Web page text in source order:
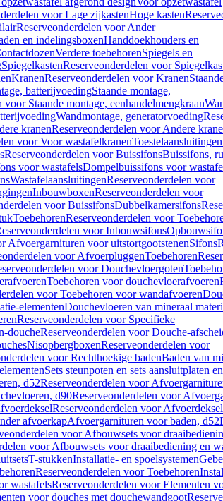
voor Lage zijkastenHoge kasten
Reserveonderdelen voor Ander
en indelingsboxenHanddoekhouders en
Verdere toebehorenSpiegels en
SpiegelkastenReserveonderdelen voor
KranenReserveonderdelen voor Kranen
batterijvoedingStaande montage,
voor Staande montage, eenhandelmengkraan
Wandmontage, generatorvoeding
kranenReserveonderdelen voor Andere
voor Voor wastafelkranen
Reserveonderdelen voor BuissifonsBuissifons,
voor wastafelsDompelbuissifons voor
WastafelaansluitingenReserveonderdelen voor
InbouwboxenReserveonderdelen voor
voor BuissifonsDubbelkamersifons
ToebehorenReserveonderdelen voor
voor Inbouwsifons
Afvoergarnituren voor uitstortgootstenenSifons
voor AfvoerpluggenToebehoren
voor Douchevloergoten
Toebehoren voor douchevloerafvoeren
voor Toebehoren voor wandafvoeren
elementenDouchevloeren van mineraal
Reserveonderdelen voor Specifieke
doucheReserveonderdelen voor Douche-
NisopbergboxenReserveonderdelen voor
voor Rechthoekige badenBaden van
Sets steunpoten en sets aansluitplaten en
d52Reserveonderdelen voor
d90Reserveonderdelen voor
Reserveonderdelen voor Afvoerdeksel
afvoerkapAfvoergarnituren voor baden, d52
voor Afbouwsets voor
voor Afbouwsets voor draaibediening en
T-stukkenInstallatie- en spoelsystemen
Reserveonderdelen voor Toebehoren
wastafelsReserveonderdelen voor Elementen
voor douches met douchewandgoot